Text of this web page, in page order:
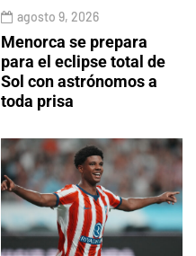
agosto 9, 2026
Menorca se prepara
para el eclipse total de
Sol con astrónomos a
toda prisa